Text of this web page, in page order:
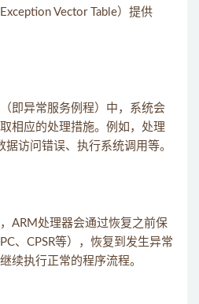
Vector Table）提供
即异常服务例程）中，系统会
相应的处理措施。例如，处理
据访问错误、执行系统调用等。
ARM处理器会通过恢复之前保
、CPSR等），恢复到发生异常
续执行正常的程序流程。